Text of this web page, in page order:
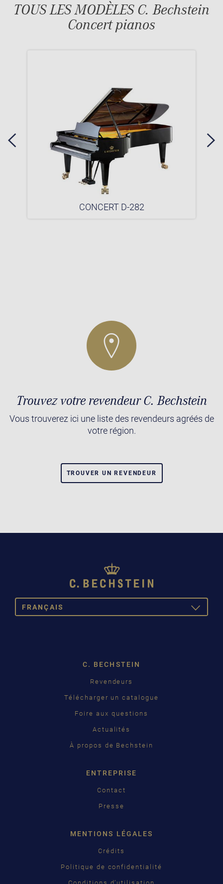
TOUS LES MODÈLES C. Bechstein
Concert pianos
CONCERT D-282
Trouvez votre revendeur C. Bechstein
Vous trouverez ici une liste des revendeurs agréés de
votre région.
TROUVER UN REVENDEUR
FRANÇAIS
TOGGLE
Pусский
C. BECHSTEIN
Revendeurs
Télécharger un catalogue
Foire aux questions
Actualités
À propos de Bechstein
ENTREPRISE
Contact
Presse
MENTIONS LÉGALES
Crédits
Politique de confidentialité